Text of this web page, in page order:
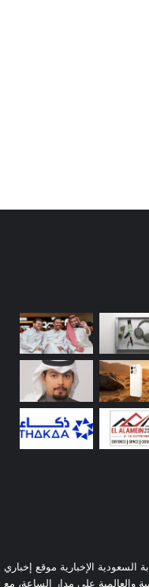
السعودية الإخبارية موقع
والعالمية على مدار الساعة،